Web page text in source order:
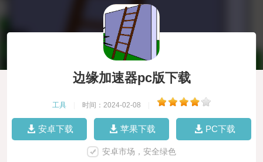
边缘加速器pc版下载
工具 时间：2024-02-08
安卓下载 苹果下载 PC下载
安卓市场，安全绿色